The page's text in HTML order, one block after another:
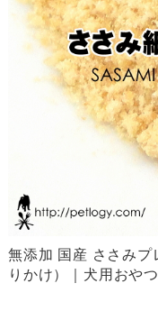
無添加 国産 ささみプ
りかけ）｜犬用おやつ